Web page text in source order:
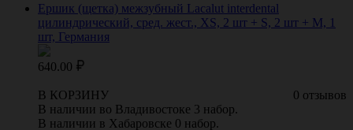
Ершик (щетка) межзубный Lacalut interdental
цилиндрический, сред. жест., XS, 2 шт + S, 2 шт + M, 1
шт, Германия
640.00
0 отзывов
В КОРЗИНУ
В наличии во Владивостоке 3 набор.
В наличии в Хабаровске 0 набор.